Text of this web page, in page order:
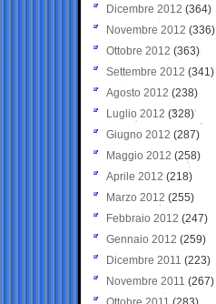
Dicembre 2012 (364)
Novembre 2012 (336)
Ottobre 2012 (363)
Settembre 2012 (341)
Agosto 2012 (238)
Luglio 2012 (328)
Giugno 2012 (287)
Maggio 2012 (258)
Aprile 2012 (218)
Marzo 2012 (255)
Febbraio 2012 (247)
Gennaio 2012 (259)
Dicembre 2011 (223)
Novembre 2011 (267)